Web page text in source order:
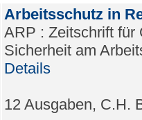
Arbeitsschutz in
ARP : Zeitschrift für
Sicherheit am
Details
12 Ausgaben, C.H.